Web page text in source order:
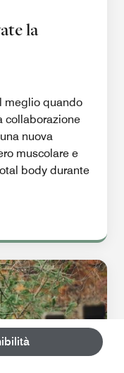
la
meglio quando
collaborazione
nuova
muscolare e
body durante